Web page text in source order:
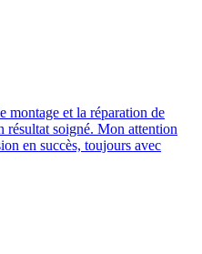
montage et la réparation de
résultat soigné. Mon attention
en succès, toujours avec